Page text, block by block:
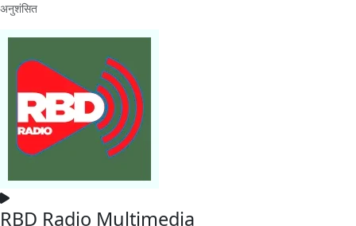
अनुशंसित
RBD Radio Multimedia